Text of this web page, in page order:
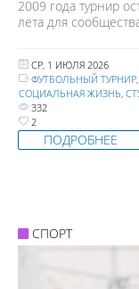
2009 года турнир
лета для
СР, 1 ИЮЛЯ 2026
ФУТБОЛЬНЫЙ ТУРНИР,
СОЦИАЛЬНАЯ ЖИЗНЬ,
332
2
ПОДРОБНЕЕ
СПОРТ